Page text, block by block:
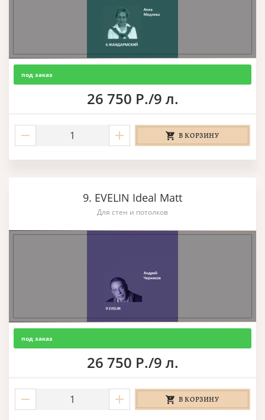
под заказ
26 750 Р./9 л.
В КОРЗИНУ
9. EVELIN Ideal Matt
Для стен и потолков
под заказ
26 750 Р./9 л.
В КОРЗИНУ